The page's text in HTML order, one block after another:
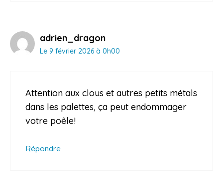
adrien_dragon
Le 9 février 2026 à 0h00
Attention aux clous et autres petits métals
dans les palettes, ça peut endommager
votre poêle!
Répondre